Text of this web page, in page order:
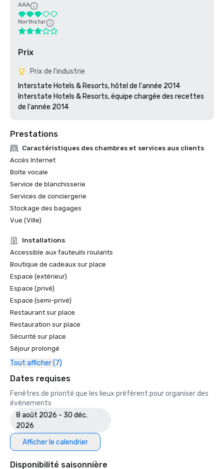
AAA
Northstar
Prix
Prix de l'industrie
Interstate Hotels & Resorts, hôtel de l'année 2014
Interstate Hotels & Resorts, équipe chargée des recettes
Prestations
Caractéristiques des chambres et services aux clients
Accès Internet
Boîte vocale
Service de blanchisserie
Services de conciergerie
Stockage des bagages
Vue (Ville)
Installations
Accessible aux fauteuils roulants
Boutique de cadeaux sur place
Espace (extérieur)
Espace (privé)
Espace (semi-privé)
Restaurant sur place
Restauration sur place
Sécurité sur place
Séjour prolongé
Tout afficher (7)
Dates requises
Fenêtres de priorité que les lieux préfèrent pour organiser des
événements
8 août 2026 - 30 déc.
2026
Afficher le calendrier
Disponibilité saisonnière